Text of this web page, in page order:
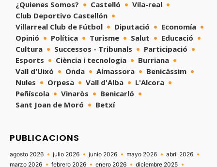
¿Quienes Somos? Castelló
Vila-real
Club Deportivo Castellón
Villarreal Club de Fútbol
Diputació
Economía
Opinió
Política Turisme Salut
Educació
Cultura
Successos - Tribunals
Participació
Esports
Ciència i tecnologia
Burriana
Vall d'Uixó
Onda Almassora
Benicàssim
Nules
Orpesa Vall d'Alba
L'Alcora
Peñíscola
Vinaròs
Benicarló
Sant Joan de Moró
Betxí
PUBLICACIONS
agosto 2026 julio 2026 junio 2026 mayo 2026
abril 2026
marzo 2026
febrero 2026 enero 2026
diciembre 2025